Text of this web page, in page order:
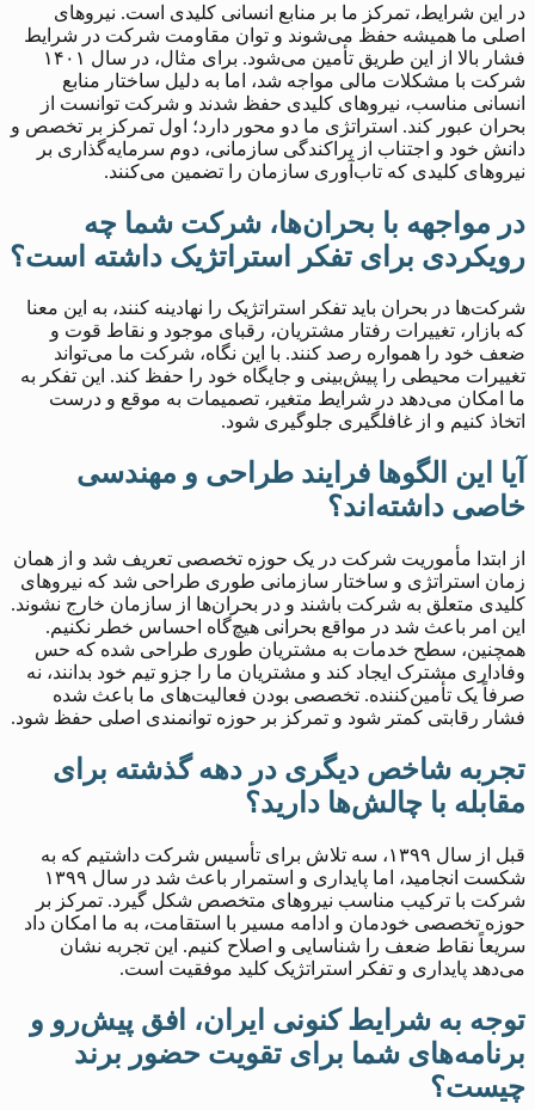
در این شرایط، تمرکز ما بر منابع انسانی کلیدی است. نیروهای
اصلی ما همیشه حفظ می‌شوند و توان مقاومت شرکت در شرایط
فشار بالا از این طریق تأمین می‌شود. برای مثال، در سال ۱۴۰۱
شرکت با مشکلات مالی مواجه شد، اما به دلیل ساختار منابع
انسانی مناسب، نیروهای کلیدی حفظ شدند و شرکت توانست از
بحران عبور کند. استراتژی ما دو محور دارد؛ اول تمرکز بر تخصص و
دانش خود و اجتناب از پراکندگی سازمانی، دوم سرمایه‌گذاری بر
نیروهای کلیدی که تاب‌آوری سازمان را تضمین می‌کنند.
در مواجهه با بحران‌ها، شرکت شما چه
رویکردی برای تفکر استراتژیک داشته است؟
شرکت‌ها در بحران باید تفکر استراتژیک را نهادینه کنند، به این معنا
که بازار، تغییرات رفتار مشتریان، رقبای موجود و نقاط قوت و
ضعف خود را همواره رصد کنند. با این نگاه، شرکت ما می‌تواند
تغییرات محیطی را پیش‌بینی و جایگاه خود را حفظ کند. این تفکر به
ما امکان می‌دهد در شرایط متغیر، تصمیمات به موقع و درست
اتخاذ کنیم و از غافلگیری جلوگیری شود.
آیا این الگوها فرایند طراحی و مهندسی
خاصی داشته‌اند؟
از ابتدا مأموریت شرکت در یک حوزه تخصصی تعریف شد و از همان
زمان استراتژی و ساختار سازمانی طوری طراحی شد که نیروهای
کلیدی متعلق به شرکت باشند و در بحران‌ها از سازمان خارج نشوند.
این امر باعث شد در مواقع بحرانی هیچ‌گاه احساس خطر نکنیم.
همچنین، سطح خدمات به مشتریان طوری طراحی شده که حس
وفاداری مشترک ایجاد کند و مشتریان ما را جزو تیم خود بدانند، نه
صرفاً یک تأمین‌کننده. تخصصی بودن فعالیت‌های ما باعث شده
فشار رقابتی کمتر شود و تمرکز بر حوزه توانمندی اصلی حفظ شود.
تجربه شاخص دیگری در دهه گذشته برای
مقابله با چالش‌ها دارید؟
قبل از سال ۱۳۹۹، سه تلاش برای تأسیس شرکت داشتیم که به
شکست انجامید، اما پایداری و استمرار باعث شد در سال ۱۳۹۹
شرکت با ترکیب مناسب نیروهای متخصص شکل گیرد. تمرکز بر
حوزه تخصصی خودمان و ادامه مسیر با استقامت، به ما امکان داد
سریعاً نقاط ضعف را شناسایی و اصلاح کنیم. این تجربه نشان
می‌دهد پایداری و تفکر استراتژیک کلید موفقیت است.
توجه به شرایط کنونی ایران، افق پیش‌رو و
برنامه‌های شما برای تقویت حضور برند
چیست؟